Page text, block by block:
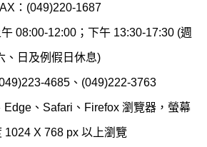
保
局
染
制
科
：(049)220-1687
午 08:00-12:00；下午 13:30-17:30 (週
、日及例假日休息)
4685、(049)222-3763
Edge、Safari、Firefox 瀏覽器，螢幕
1024 X 768 px 以上瀏覽